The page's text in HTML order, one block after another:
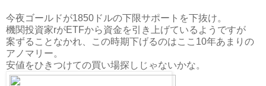
今夜ゴールドが1850ドルの下限サポートを下抜け。
機関投資家rがETFから資金を引き上げているようですが
案ずることなかれ、この時期下げるのはここ10年あまりの
アノマリー。
安値をひきつけての買い場探しじゃないかな。